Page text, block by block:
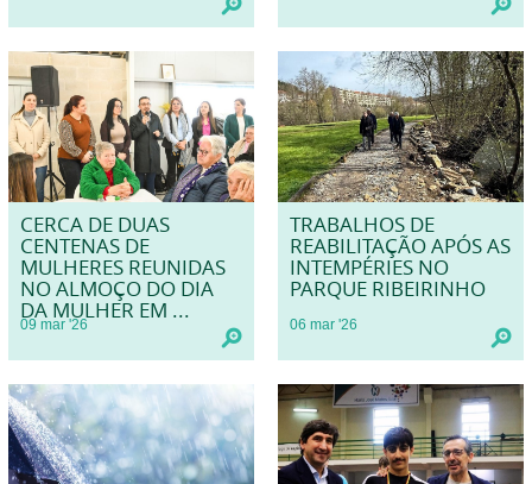
CERCA DE DUAS
CENTENAS DE
MULHERES REUNIDAS
NO ALMOÇO DO DIA
DA MULHER EM ...
09 mar '26
TRABALHOS DE
REABILITAÇÃO APÓS AS
INTEMPÉRIES NO
PARQUE RIBEIRINHO
06 mar '26